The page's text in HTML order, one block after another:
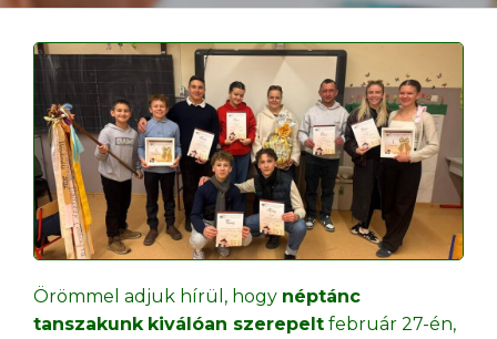
Örömmel adjuk hírül, hogy néptánc
tanszakunk kiválóan szerepelt február 27-én,